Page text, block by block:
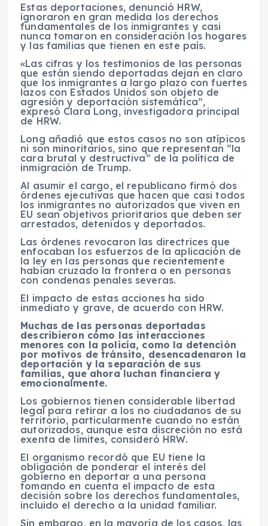
Estas deportaciones, denunció HRW,
ignoraron en gran medida los derechos
fundamentales de los inmigrantes y casi
nunca tomaron en consideración los hogares
y las familias que tienen en este país.
«Las cifras y los testimonios de las personas
que están siendo deportadas dejan en claro
que los inmigrantes a largo plazo con fuertes
lazos con Estados Unidos son objeto de
agresión y deportación sistemática”,
expresó Clara Long, investigadora principal
de HRW.
Long añadió que estos casos no son atípicos
ni son minoritarios, sino que representan “la
cara brutal y destructiva” de la política de
inmigración de Trump.
Al asumir el cargo, el republicano firmó dos
órdenes ejecutivas que hacen que casi todos
los inmigrantes no autorizados que viven en
EU sean objetivos prioritarios que deben ser
arrestados, detenidos y deportados.
Las órdenes revocaron las directrices que
enfocaban los esfuerzos de la aplicación de
la ley en las personas que recientemente
habían cruzado la frontera o en personas
con condenas penales severas.
El impacto de estas acciones ha sido
inmediato y grave, de acuerdo con HRW.
Muchas de las personas deportadas
describieron cómo las interacciones
menores con la policía, como la detención
por motivos de tránsito, desencadenaron la
deportación y la separación de sus
familias, que ahora luchan financiera y
emocionalmente.
Los gobiernos tienen considerable libertad
legal para retirar a los no ciudadanos de su
territorio, particularmente cuando no están
autorizados, aunque esta discreción no está
exenta de límites, consideró HRW.
El organismo recordó que EU tiene la
obligación de ponderar el interés del
gobierno en deportar a una persona
tomando en cuenta el impacto de esta
decisión sobre los derechos fundamentales,
incluido el derecho a la unidad familiar.
Sin embargo, en la mayoría de los casos, las